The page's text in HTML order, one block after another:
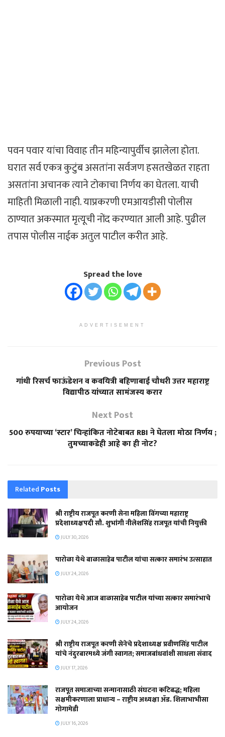
पवन पवार यांचा विवाह तीन महिन्यापुर्वीच झालेला होता.
घरात सर्व एकत्र कुटुंब असतांना सर्वजण हसतखेळत राहता
असतांना अचानक त्याने टोकाचा निर्णय का घेतला. याची
माहिती मिळाली नाही. याप्रकरणी एमआयडीसी पोलीस
ठाण्यात अकस्मात मृत्यूची नोंद करण्यात आली आहे. पुढील
तपास पोलीस नाईक अतुल पाटील करीत आहे.
Spread the love
ADVERTISEMENT
Previous Post
गांधी रिसर्च फाऊंडेशन व कवयित्री बहिणाबाई चौधरी उत्तर महाराष्ट्र
विद्यापीठ यांच्यात सामंजस्य करार
Next Post
500 रुपयाच्या ‘स्टार’ चिन्हांकित नोटेबाबत RBI ने घेतला मोठा निर्णय ;
तुमच्याकडेही आहे का ही नोट?
Related Posts
श्री राष्ट्रीय राजपूत करणी सेना महिला विंगच्या महाराष्ट्र
प्रदेशाध्यक्षपदी सौ. शुभांगी नीलेशसिंह राजपूत यांची नियुक्ती
JULY 30, 2026
पारोळा येथे बाळासाहेब पाटील यांचा सत्कार समारंभ उत्साहात
JULY 24, 2026
पारोळा येथे आज बाळासाहेब पाटील यांच्या सत्कार समारंभाचे
आयोजन
JULY 24, 2026
श्री राष्ट्रीय राजपूत करणी सेनेचे प्रदेशाध्यक्ष प्रवीणसिंह पाटील
यांचे नंदुरबारमध्ये जंगी स्वागत; समाजबांधवांशी साधला संवाद
JULY 17, 2026
राजपूत समाजाच्या सन्मानासाठी संघटना कटिबद्ध; महिला
सक्षमीकरणाला प्राधान्य – राष्ट्रीय अध्यक्षा ॲड. शिलाभाभीसा
गोगामेडी
JULY 16, 2026